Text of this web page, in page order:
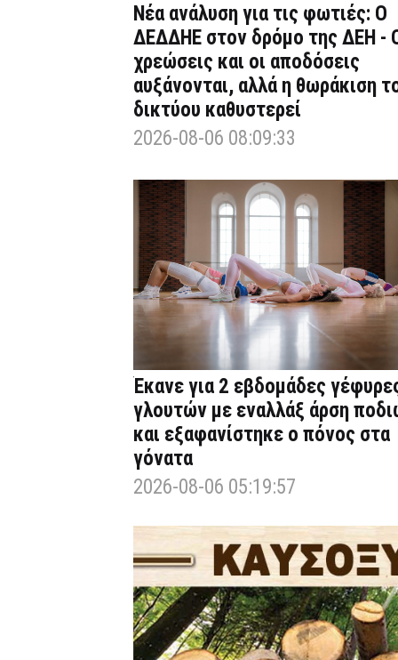
Νέα ανάλυση για τις φωτιές: Ο
ΔΕΔΔΗΕ στον δρόμο της ΔΕΗ -
χρεώσεις και οι αποδόσεις
αυξάνονται, αλλά η θωράκιση
δικτύου καθυστερεί
2026-08-06 08:09:33
Έκανε για 2 εβδομάδες
γλουτών με εναλλάξ άρση
και εξαφανίστηκε ο πόνος στα
γόνατα
2026-08-06 05:19:57